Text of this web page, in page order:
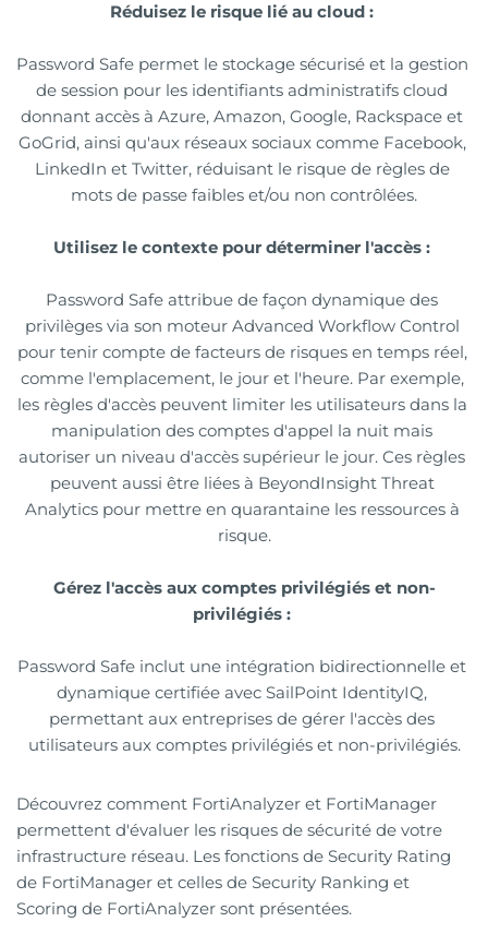
Réduisez le risque lié au cloud :
Password Safe permet le stockage sécurisé et la gestion
de session pour les identifiants administratifs cloud
donnant accès à Azure, Amazon, Google, Rackspace et
GoGrid, ainsi qu'aux réseaux sociaux comme Facebook,
LinkedIn et Twitter, réduisant le risque de règles de
mots de passe faibles et/ou non contrôlées.
Utilisez le contexte pour déterminer l'accès :
Password Safe attribue de façon dynamique des
privilèges via son moteur Advanced Workflow Control
pour tenir compte de facteurs de risques en temps réel,
comme l'emplacement, le jour et l'heure. Par exemple,
les règles d'accès peuvent limiter les utilisateurs dans la
manipulation des comptes d'appel la nuit mais
autoriser un niveau d'accès supérieur le jour. Ces règles
peuvent aussi être liées à BeyondInsight Threat
Analytics pour mettre en quarantaine les ressources à
risque.
Gérez l'accès aux comptes privilégiés et non-
privilégiés :
Password Safe inclut une intégration bidirectionnelle et
dynamique certifiée avec SailPoint IdentityIQ,
permettant aux entreprises de gérer l'accès des
utilisateurs aux comptes privilégiés et non-privilégiés.
Découvrez comment FortiAnalyzer et FortiManager
permettent d'évaluer les risques de sécurité de votre
infrastructure réseau. Les fonctions de Security Rating
de FortiManager et celles de Security Ranking et
Scoring de FortiAnalyzer sont présentées.